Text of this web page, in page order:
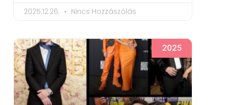
2025.12.26. Nincs Hozzászólás
2025